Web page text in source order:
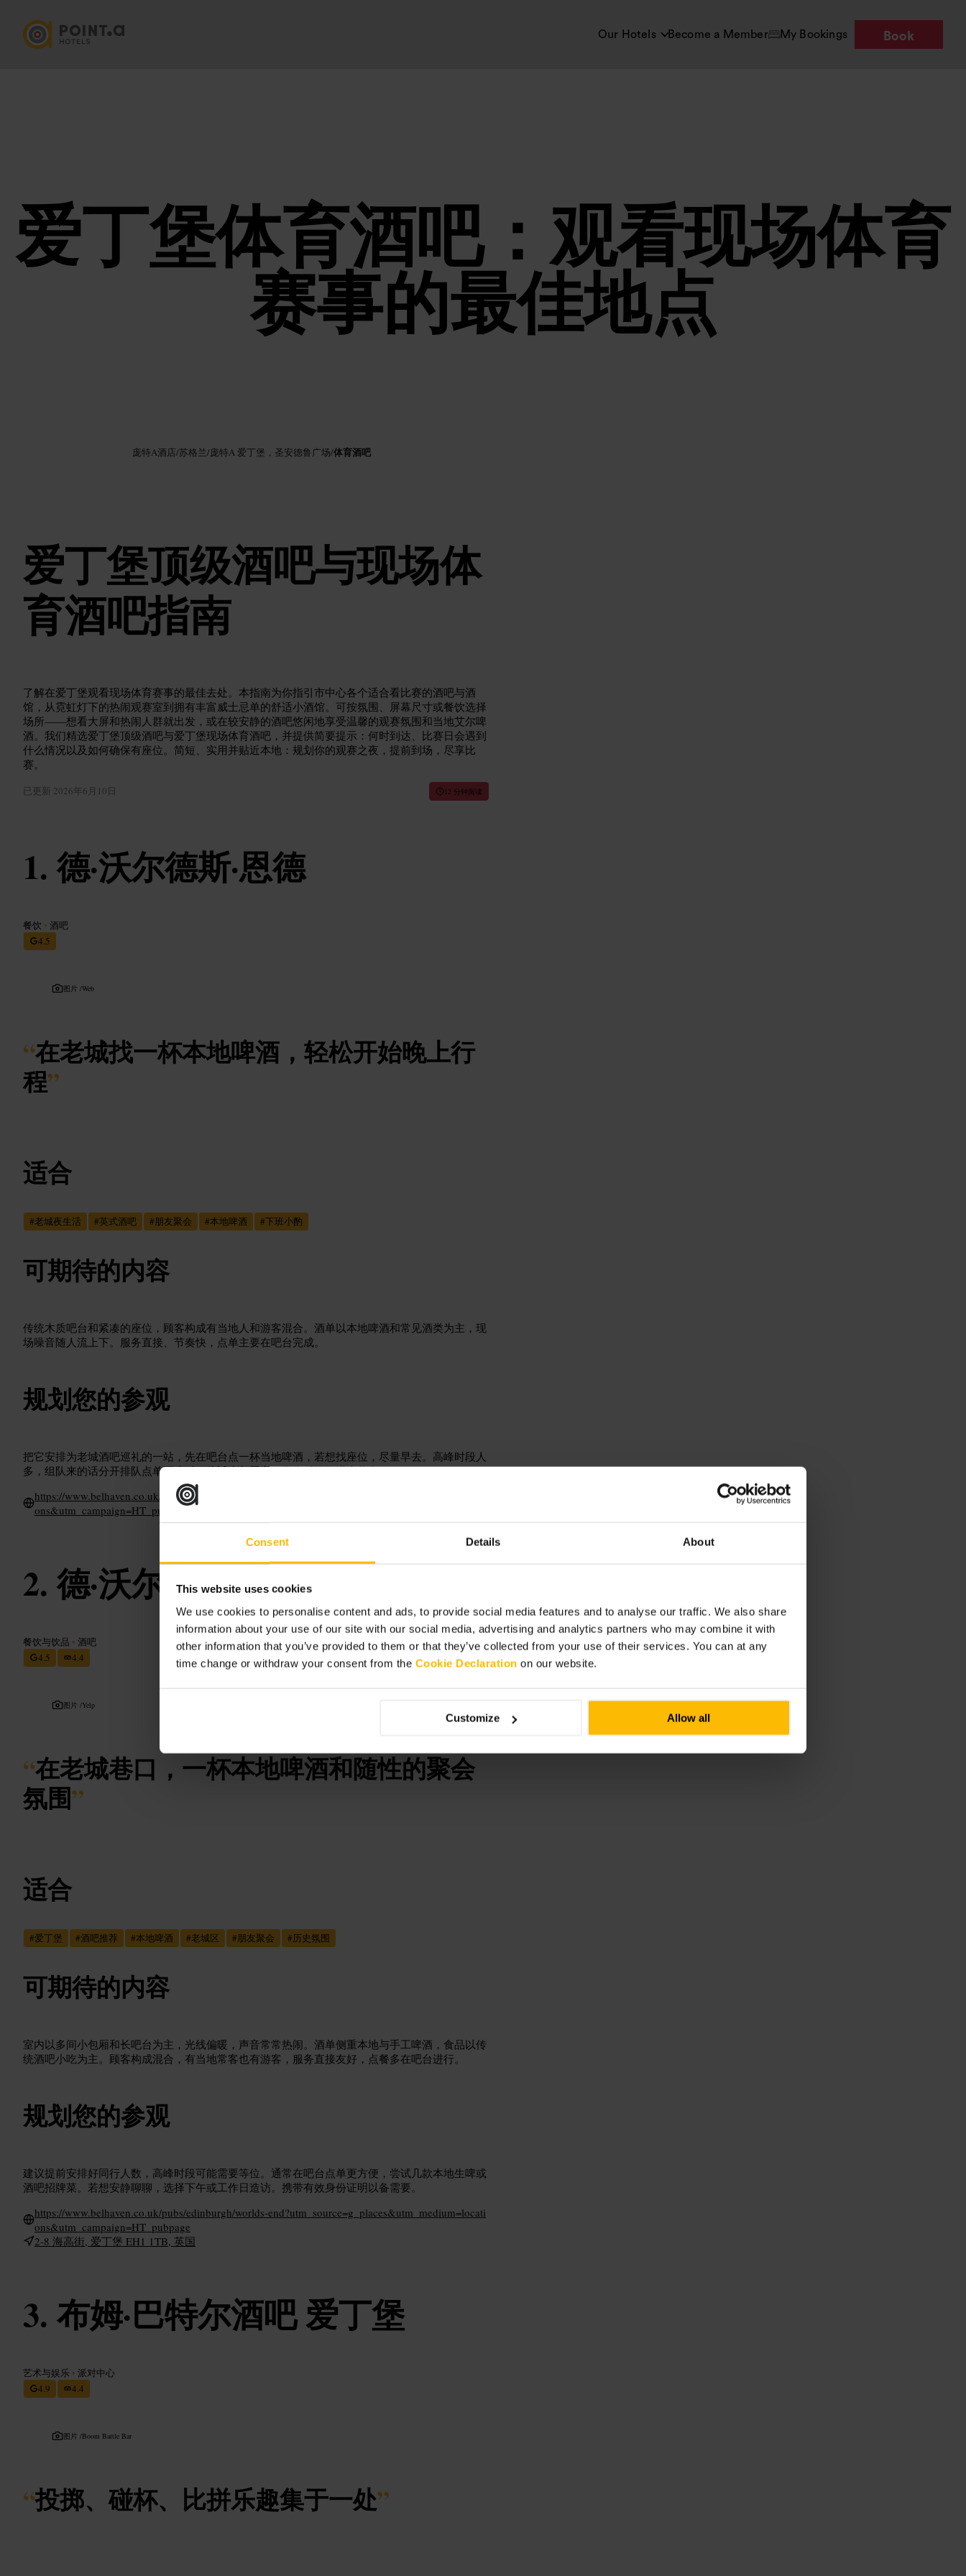
Consent Details About
This website uses cookies
We use cookies to personalise content and ads, to provide social media features and to analyse our traffic. We also share
information about your use of our site with our social media, advertising and analytics partners who may combine it with
other information that you’ve provided to them or that they’ve collected from your use of their services. You can at any
time change or withdraw your consent from the Cookie Declaration on our website.
Customize Allow all
Our Hotels Become a Member My Bookings Book
爱丁堡体育酒吧：观看现场体育
赛事的最佳地点
庞特A酒店/苏格兰/庞特A 爱丁堡，圣安德鲁广场/体育酒吧
爱丁堡顶级酒吧与现场体
育酒吧指南
了解在爱丁堡观看现场体育赛事的最佳去处。本指南为你指引市中心各个适合看比赛的酒吧与酒
馆，从霓虹灯下的热闹观赛室到拥有丰富威士忌单的舒适小酒馆。可按氛围、屏幕尺寸或餐饮选择
场所——想看大屏和热闹人群就出发，或在较安静的酒吧悠闲地享受温馨的观赛氛围和当地艾尔啤
酒。我们精选爱丁堡顶级酒吧与爱丁堡现场体育酒吧，并提供简要提示：何时到达、比赛日会遇到
什么情况以及如何确保有座位。简短、实用并贴近本地：规划你的观赛之夜，提前到场，尽享比
赛。
已更新 2026年6月10日 12 分钟阅读
德·沃尔德斯·恩德
餐饮 • 酒吧
4.5
图片 /Web
“在老城找一杯本地啤酒，轻松开始晚上行
程”
适合
#老城夜生活 #英式酒吧 #朋友聚会 #本地啤酒 #下班小酌
可期待的内容
传统木质吧台和紧凑的座位，顾客构成有当地人和游客混合。酒单以本地啤酒和常见酒类为主，现
场噪音随人流上下。服务直接、节奏快，点单主要在吧台完成。
规划您的参观
把它安排为老城酒吧巡礼的一站，先在吧台点一杯当地啤酒，若想找座位，尽量早去。高峰时段人
多，组队来的话分开排队点单更省时。临近步行景点，逛街后顺路进来休息。
https://www.belhaven.co.uk/pubs/edinburgh/worlds-end?utm_source=g_places&utm_medium=locati
ons&utm_campaign=HT_pubpage
德·沃尔德斯·恩德
餐饮与饮品 • 酒吧
4.5
4.4
图片 /Yelp
“在老城巷口，一杯本地啤酒和随性的聚会
氛围”
适合
#爱丁堡 #酒吧推荐 #本地啤酒 #老城区 #朋友聚会 #历史氛围
可期待的内容
室内以多间小包厢和长吧台为主，光线偏暖，声音常常热闹。酒单侧重本地与手工啤酒，食品以传
统酒吧小吃为主。顾客构成混合，有当地常客也有游客，服务直接友好，点餐多在吧台进行。
规划您的参观
建议提前安排好同行人数，高峰时段可能需要等位。通常在吧台点单更方便，尝试几款本地生啤或
酒吧招牌菜。若想安静聊聊，选择下午或工作日造访。携带有效身份证明以备需要。
https://www.belhaven.co.uk/pubs/edinburgh/worlds-end?utm_source=g_places&utm_medium=locati
ons&utm_campaign=HT_pubpage
2-8 海高街, 爱丁堡 EH1 1TB, 英国
布姆·巴特尔酒吧 爱丁堡
艺术与娱乐 • 派对中心
4.9
4.4
图片 /Boom Battle Bar
“投掷、碰杯、比拼乐趣集于一处”